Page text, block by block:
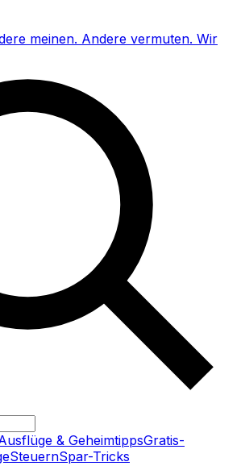
meinen. Andere vermuten. Wir
& GeheimtippsGratis-
SteuernSpar-Tricks